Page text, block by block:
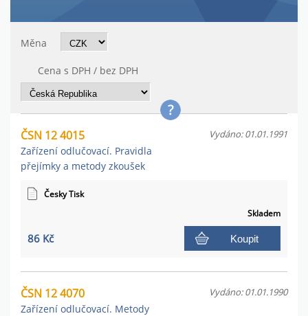
Měna
Cena s DPH / bez DPH
ČSN 12 4015
Zařízení odlučovací. Pravidla
přejímky a metody zkoušek
Vydáno: 01.01.1991
Česky Tisk
Skladem
86 Kč Koupit
ČSN 12 4070
Zařízení odlučovací. Metody
Vydáno: 01.01.1990